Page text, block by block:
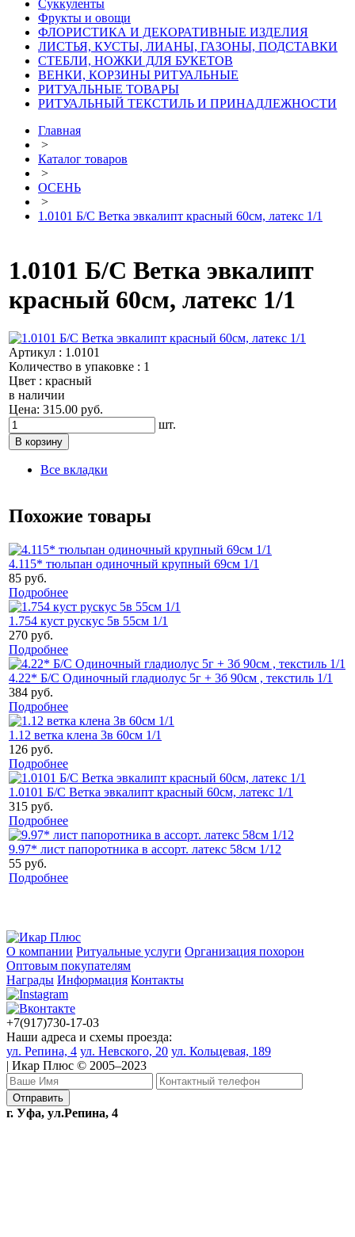
Суккуленты
Фрукты и овощи
ФЛОРИСТИКА И ДЕКОРАТИВНЫЕ ИЗДЕЛИЯ
ЛИСТЬЯ, КУСТЫ, ЛИАНЫ, ГАЗОНЫ, ПОДСТАВКИ
СТЕБЛИ, НОЖКИ ДЛЯ БУКЕТОВ
ВЕНКИ, КОРЗИНЫ РИТУАЛЬНЫЕ
РИТУАЛЬНЫЕ ТОВАРЫ
РИТУАЛЬНЫЙ ТЕКСТИЛЬ И ПРИНАДЛЕЖНОСТИ
Главная
>
Каталог товаров
>
ОСЕНЬ
>
1.0101 Б/С Ветка эвкалипт красный 60см, латекс 1/1
1.0101 Б/С Ветка эвкалипт
красный 60см, латекс 1/1
Артикул : 1.0101
Количество в упаковке : 1
Цвет : красный
в наличии
Цена: 315.00 руб.
шт.
Все вкладки
Похожие товары
4.115* тюльпан одиночный крупный 69см 1/1
85 руб.
Подробнее
1.754 куст рускус 5в 55см 1/1
270 руб.
Подробнее
4.22* Б/С Одиночный гладиолус 5г + 3б 90см , текстиль 1/1
384 руб.
Подробнее
1.12 ветка клена 3в 60см 1/1
126 руб.
Подробнее
1.0101 Б/С Ветка эвкалипт красный 60см, латекс 1/1
315 руб.
Подробнее
9.97* лист папоротника в ассорт. латекс 58см 1/12
55 руб.
Подробнее
О компании Ритуальные услуги Организация похорон
Оптовым покупателям
Награды Информация Контакты
+7(917)730-17-03
Наши адреса и схемы проезда:
ул. Репина, 4 ул. Невского, 20 ул. Кольцевая, 189
| Икар Плюс © 2005–2023
г. Уфа, ул.Репина, 4